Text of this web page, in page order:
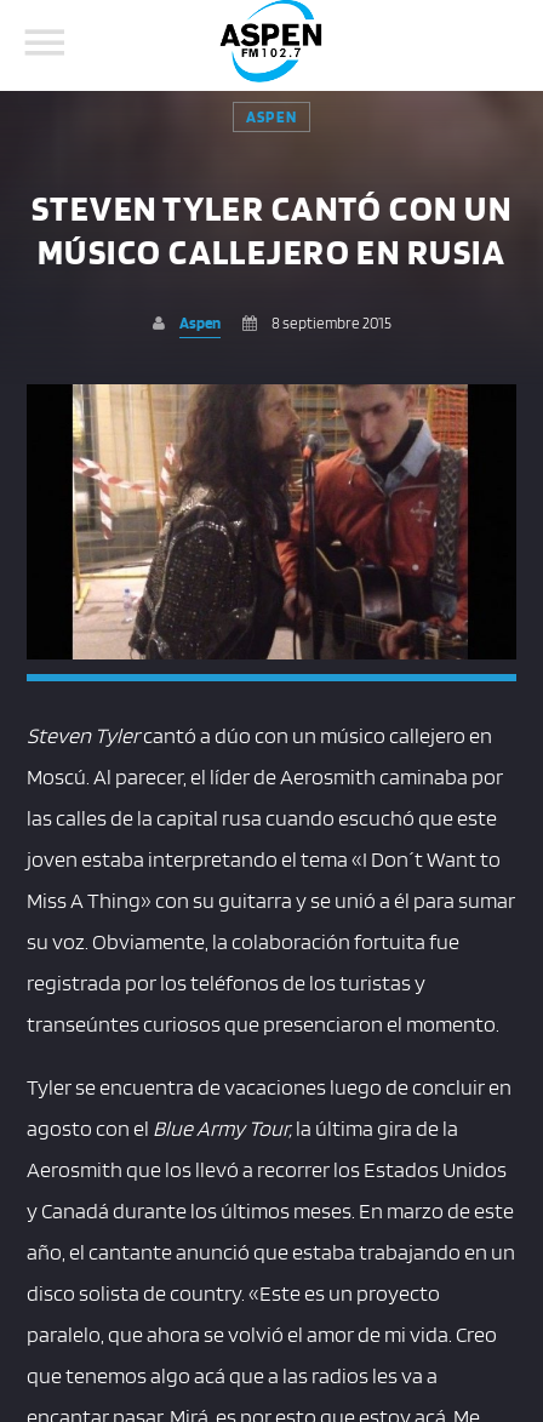
BUSCAR EN EL SITIO:
COMPARTE ESTA PÁGINA EN:
Facebook
Whatsapp
ASPEN
STEVEN TYLER CANTÓ CON UN
MÚSICO CALLEJERO EN RUSIA
Aspen 8 septiembre 2015
Steven Tylercantó a dúo con un músico callejero en
Moscú. Al parecer, el líder de Aerosmith caminaba por
las calles de la capital rusa cuando escuchó que este
joven estaba interpretando el tema «I Don´t Want to
Miss A Thing» con su guitarra y se unió a él para sumar
su voz. Obviamente, la colaboración fortuita fue
registrada por los teléfonos de los turistas y
transeúntes curiosos que presenciaron el momento.
Tyler se encuentra de vacaciones luego de concluir en
agosto con el Blue Army Tour,la última gira de la
Aerosmith que los llevó a recorrer los Estados Unidos
y Canadá durante los últimos meses. En marzo de este
año, el cantante anunció que estaba trabajando en un
disco solista de country. «Este es un proyecto
paralelo, que ahora se volvió el amor de mi vida. Creo
que tenemos algo acá que a las radios les va a
encantar pasar. Mirá, es por esto que estoy acá. Me